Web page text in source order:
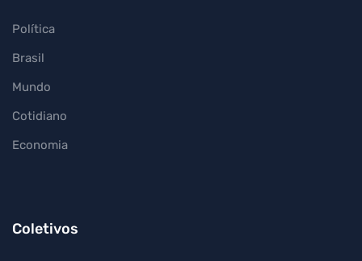
Política
Brasil
Mundo
Cotidiano
Economia
Coletivos